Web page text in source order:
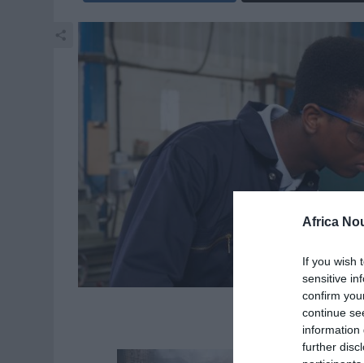
Africa
If you wish
sensitive
confirm
continue
information
further